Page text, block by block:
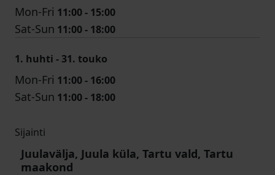
Mon-Fri 11:00 - 15:00
Sat-Sun 11:00 - 18:00
1. huhti - 31. touko
Mon-Fri 11:00 - 16:00
Sat-Sun 11:00 - 18:00
Sijainti
Juulavälja, Juula küla, Tartu vald, Tartu
maakond